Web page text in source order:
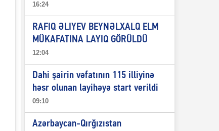
16:24
RAFIQ ƏLIYEV BEYNƏLXALQ ELM
MÜKAFATINA LAYIQ GÖRÜLDÜ
12:04
Dahi şairin vəfatının 115 illiyinə
həsr olunan layihəyə start verildi
09:10
Azərbaycan-Qırğızıstan